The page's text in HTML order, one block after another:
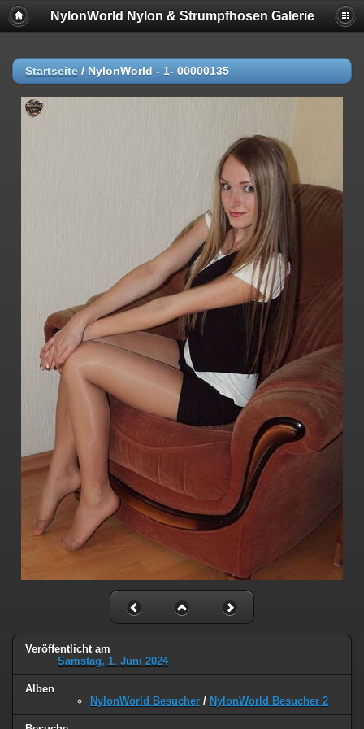
NylonWorld Nylon & Strumpfhosen Galerie
Startseite / NylonWorld - 1- 00000135
Veröffentlicht am
Samstag, 1. Juni 2024
Alben
NylonWorld Besucher / NylonWorld Besucher 2